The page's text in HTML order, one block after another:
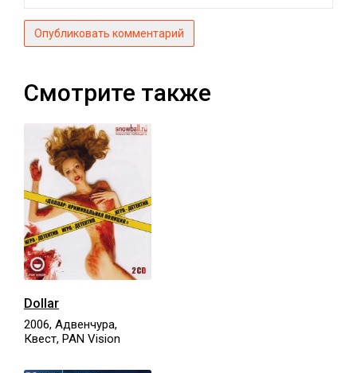
Опубликовать комментарий
Смотрите также
Dollar
2006, Адвенчура,
Квест, PAN Vision